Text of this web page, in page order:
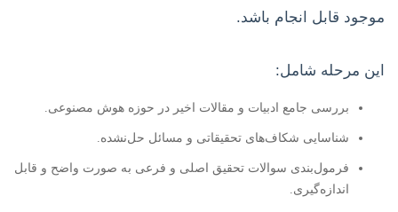
موجود قابل انجام باشد.
این مرحله شامل:
بررسی جامع ادبیات و مقالات اخیر در حوزه هوش مصنوعی.
شناسایی شکاف‌های تحقیقاتی و مسائل حل‌نشده.
فرمول‌بندی سوالات تحقیق اصلی و فرعی به صورت واضح و قابل
اندازه‌گیری.